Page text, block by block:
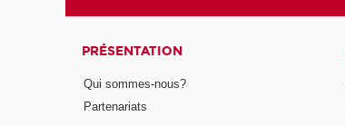
PRÉSENTATION
Qui sommes-nous?
Partenariats